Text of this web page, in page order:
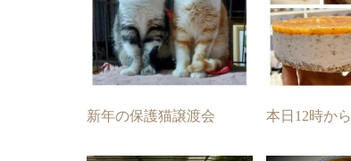
新年の保護猫譲渡会 本日12時から